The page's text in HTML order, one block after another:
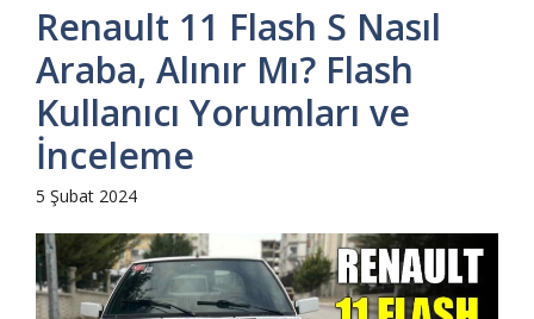
Renault 11 Flash S Nasıl
Araba, Alınır Mı? Flash
Kullanıcı Yorumları ve
İnceleme
5 Şubat 2024